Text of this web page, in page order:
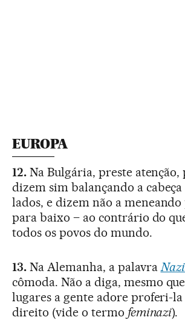
EUROPA
12.Na Bulgária, preste atenção,
dizem sim balançando a cabeça
lados, e dizem não a
para baixo – ao contrário do
todos os povos do mundo.
13.Na Alemanha, a palavra Nazi
cômoda. Não a diga, mesmo
lugares a gente adore proferi-
direito (vide o termo feminazi).